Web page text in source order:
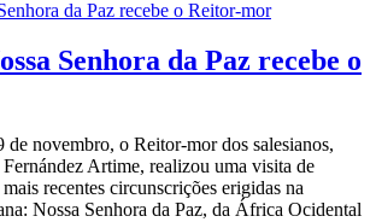
Senhora da Paz recebe o
de novembro, o Reitor-mor dos salesianos,
Artime, realizou uma visita de
recentes circunscrições erigidas na
Nossa Senhora da Paz, da África Ocidental